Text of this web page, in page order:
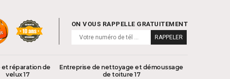
ON VOUS RAPPELLE GRATUITEMENT
et réparation de
velux 17
Entreprise de nettoyage et démoussage
de toiture 17